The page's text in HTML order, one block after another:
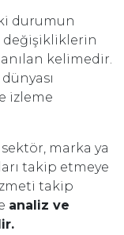
durumun
değişikliklerin
kelimedir.
izleme
marka ya
takip etmeye
takip
analiz ve